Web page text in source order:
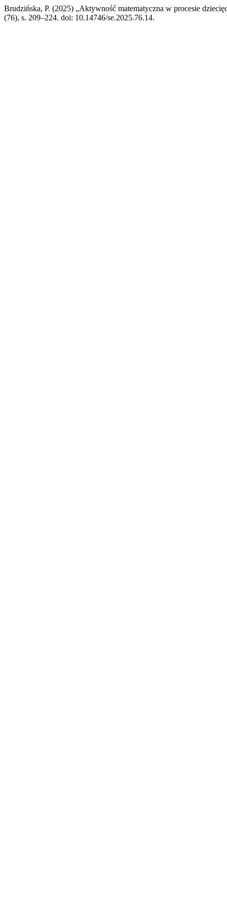
Brudzińska, P. (2025) „Aktywność matematyczna w procesie
(76), s. 209–224. doi: 10.14746/se.2025.76.14.